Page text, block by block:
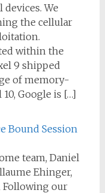
We
the cellular
within the
9 shipped
of memory-
Google is […]
Bound Session
team, Daniel
Ehinger,
Following our